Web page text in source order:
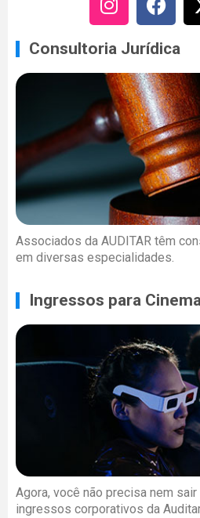
Consultoria Jurídica
Associados da AUDITAR têm
em diversas especialidades.
Ingressos para
Agora, você não precisa nem
ingressos corporativos da